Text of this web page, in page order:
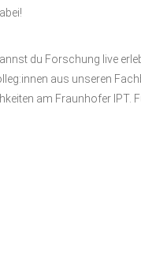
du Forschung live
aus unseren
am Fraunhofer IPT.